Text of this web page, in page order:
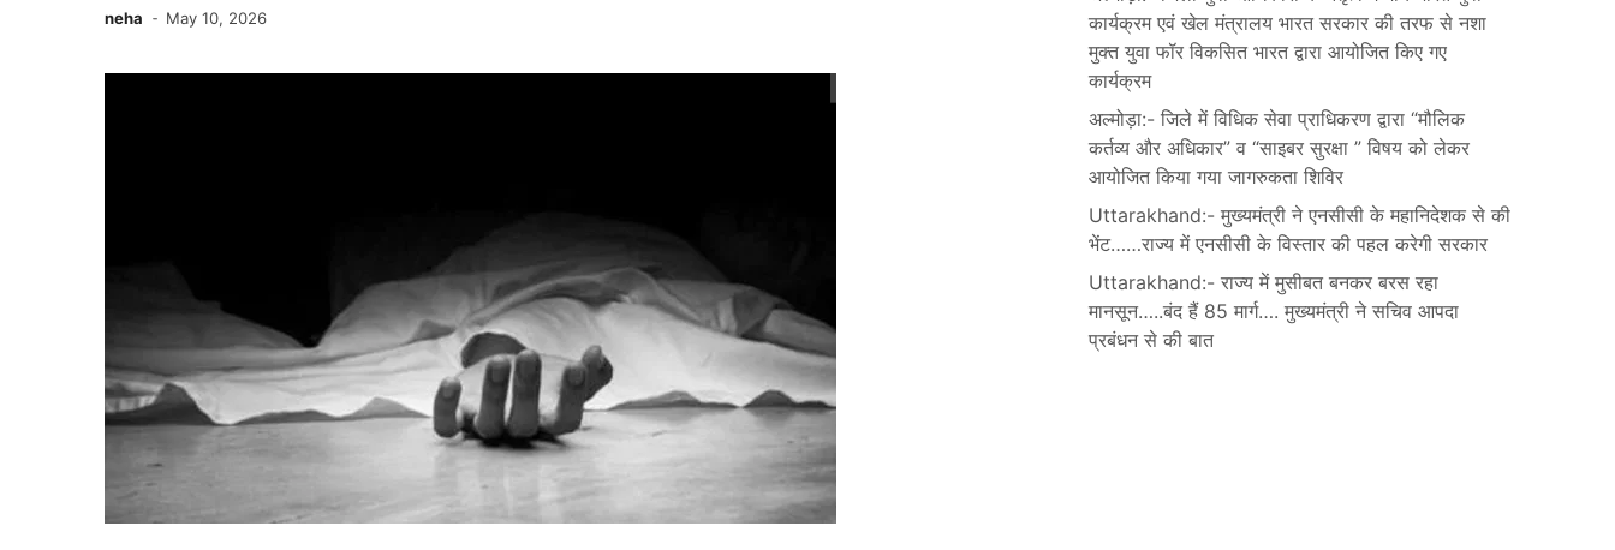
neha May 10, 2026
कार्यक्रम एवं खेल मंत्रालय भारत सरकार की तरफ से नशा
मुक्त युवा फॉर विकसित भारत द्वारा आयोजित किए गए
कार्यक्रम
अल्मोड़ा:- जिले में विधिक सेवा प्राधिकरण द्वारा “मौलिक
कर्तव्य और अधिकार” व “साइबर सुरक्षा ” विषय को लेकर
आयोजित किया गया जागरुकता शिविर
Uttarakhand:- मुख्यमंत्री ने एनसीसी के महानिदेशक से की
भेंट……राज्य में एनसीसी के विस्तार की पहल करेगी सरकार
Uttarakhand:- राज्य में मुसीबत बनकर बरस रहा
मानसून…..बंद हैं 85 मार्ग…. मुख्यमंत्री ने सचिव आपदा
प्रबंधन से की बात